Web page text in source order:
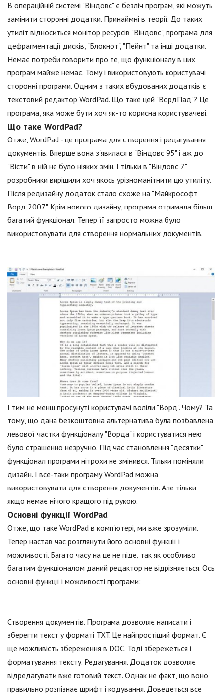
В операційній системі "Віндовс" є безліч програм, які можуть
замінити сторонні додатки. Принаймні в теорії. До таких
утиліт відноситься монітор ресурсів "Віндовс", програма для
дефрагментації дисків, "Блокнот", "Пейнт" та інші додатки.
Немає потреби говорити про те, що функціоналу в цих
програм майже немає. Тому і використовують користувачі
сторонні програми. Одним з таких вбудованих додатків є
текстовий редактор WordPad. Що таке цей "ВордПад"? Це
програма, яка може бути хоч як-то корисна користувачеві.
Що таке WordPad?
Отже, WordPad - це програма для створення і редагування
документів. Вперше вона з'явилася в "Віндовс 95" і аж до
"Вісти" в ній не було ніяких змін. І тільки в "Віндовс 7"
розробники вирішили хоч якось урізноманітнити цю утиліту.
Після редизайну додаток стало схоже на "Майкрософт
Ворд 2007". Крім нового дизайну, програма отримала більш
багатий функціонал. Тепер її запросто можна було
використовувати для створення нормальних документів.
І тим не менш просунуті користувачі воліли "Ворд". Чому? Та
тому, що дана безкоштовна альтернатива була позбавлена
левової частки функціоналу "Ворда" і користуватися нею
було страшенно незручно. Під час становлення "десятки"
функціонал програми нітрохи не змінився. Тільки поміняли
дизайн. І все-таки програму WordPad можна
використовувати для створення документів. Але тільки
якщо немає нічого кращого під рукою.
Основні функції WordPad
Отже, що таке WordPad в комп'ютері, ми вже зрозуміли.
Тепер настав час розглянути його основні функції і
можливості. Багато часу на це не піде, так як особливо
багатим функціоналом даний редактор не відрізняється. Ось
основні функції і можливості програми:
Створення документів. Програма дозволяє написати і
зберегти текст у форматі TXT. Це найпростіший формат. Є
ще можливість збереження в DOC. Тоді збережеться і
форматування тексту. Редагування. Додаток дозволяє
відредагувати вже готовий текст. Однак не факт, що воно
правильно розпізнає шрифт і кодування. Доведеться все